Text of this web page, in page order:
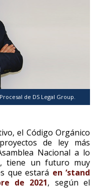
de DS Legal Group.
el Código Orgánico
de ley más
Nacional a lo
tiene un futuro muy
que estará en ‘stand
de 2021, según el